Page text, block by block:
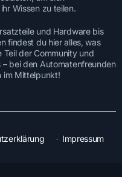
Wissen zu teilen.
und Hardware bis
findest du hier alles, was
der Community und
bei den Automatenfreunden
im Mittelpunkt!
Impressum